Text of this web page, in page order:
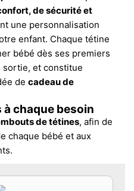
de sécurité et
une personnalisation
enfant. Chaque tétine
bébé dès ses premiers
sortie, et constitue
de cadeau de
chaque besoin
de tétines, afin de
chaque bébé et aux